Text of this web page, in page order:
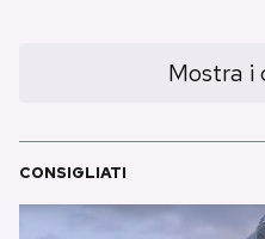
Mostra i
CONSIGLIATI